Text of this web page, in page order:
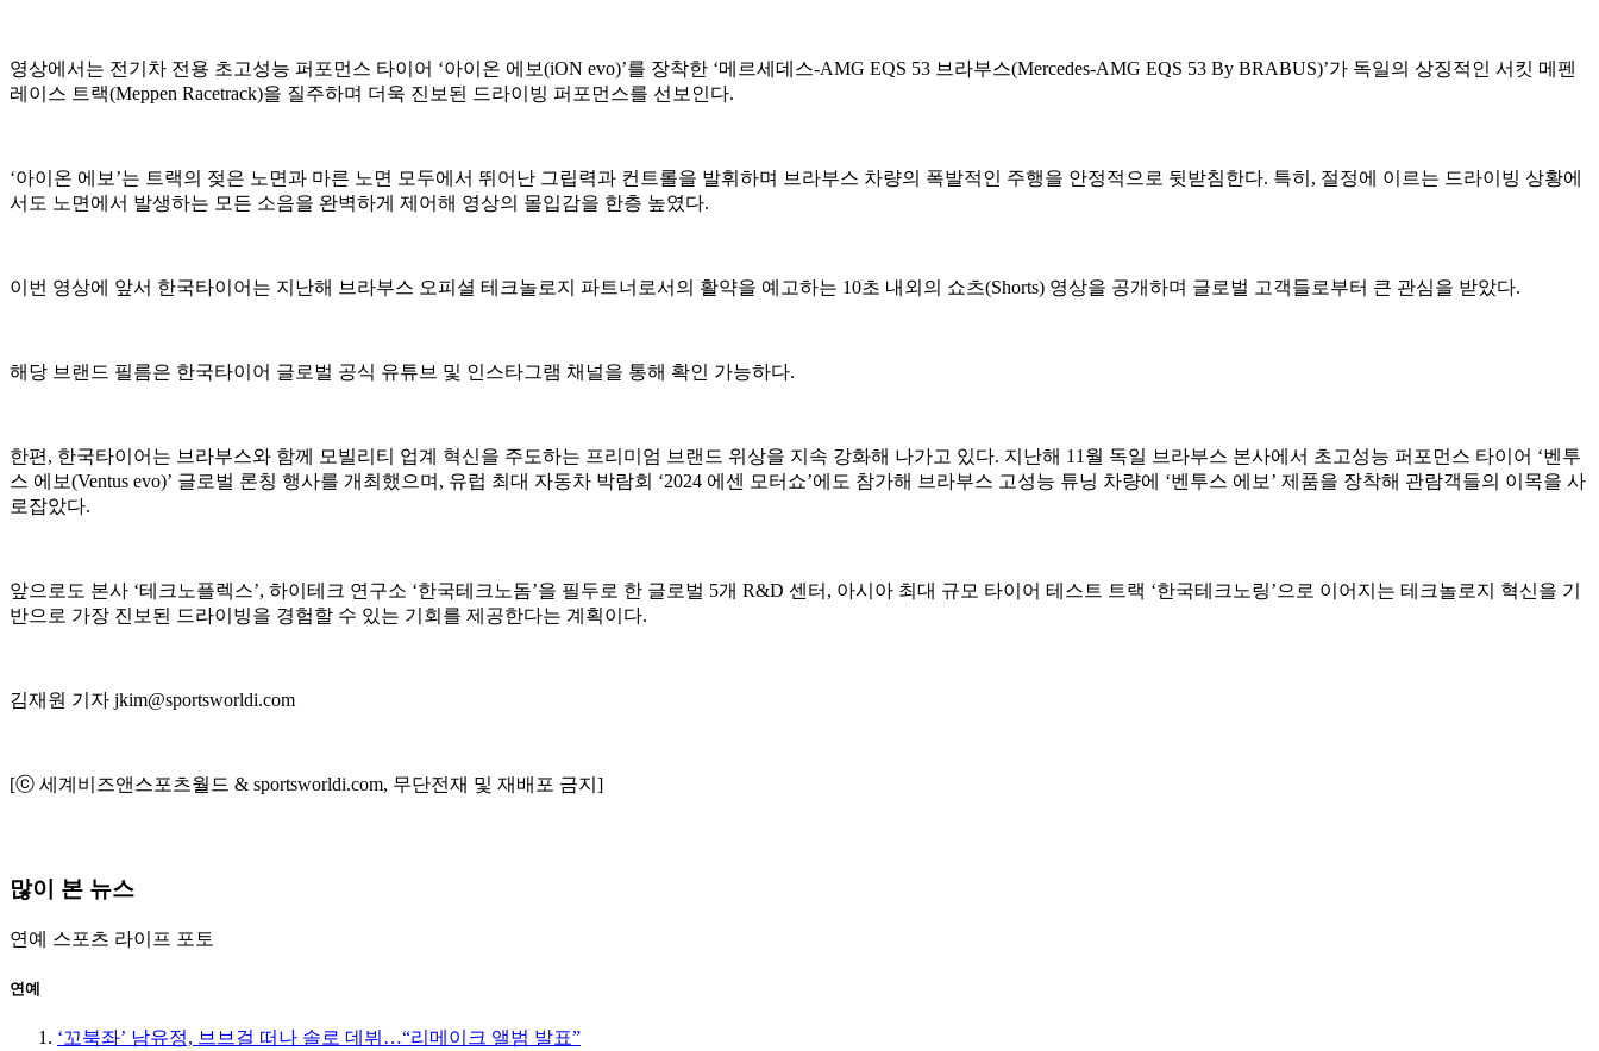
영상에서는 전기차 전용 초고성능 퍼포먼스 타이어 ‘아이온 에보(iON evo)’를 장착한 ‘메르세데스-AMG EQS 53 브라부스(Mercedes-AMG EQS 53 By BRABUS)’가 독일의 상징적인 서킷 메펜
레이스 트랙(Meppen Racetrack)을 질주하며 더욱 진보된 드라이빙 퍼포먼스를 선보인다.
‘아이온 에보’는 트랙의 젖은 노면과 마른 노면 모두에서 뛰어난 그립력과 컨트롤을 발휘하며 브라부스 차량의 폭발적인 주행을 안정적으로 뒷받침한다. 특히, 절정에 이르는 드라이빙 상황에
서도 노면에서 발생하는 모든 소음을 완벽하게 제어해 영상의 몰입감을 한층 높였다.
이번 영상에 앞서 한국타이어는 지난해 브라부스 오피셜 테크놀로지 파트너로서의 활약을 예고하는 10초 내외의 쇼츠(Shorts) 영상을 공개하며 글로벌 고객들로부터 큰 관심을 받았다.
해당 브랜드 필름은 한국타이어 글로벌 공식 유튜브 및 인스타그램 채널을 통해 확인 가능하다.
한편, 한국타이어는 브라부스와 함께 모빌리티 업계 혁신을 주도하는 프리미엄 브랜드 위상을 지속 강화해 나가고 있다. 지난해 11월 독일 브라부스 본사에서 초고성능 퍼포먼스 타이어 ‘벤투
스 에보(Ventus evo)’ 글로벌 론칭 행사를 개최했으며, 유럽 최대 자동차 박람회 ‘2024 에센 모터쇼’에도 참가해 브라부스 고성능 튜닝 차량에 ‘벤투스 에보’ 제품을 장착해 관람객들의 이목을 사
로잡았다.
앞으로도 본사 ‘테크노플렉스’, 하이테크 연구소 ‘한국테크노돔’을 필두로 한 글로벌 5개 R&D 센터, 아시아 최대 규모 타이어 테스트 트랙 ‘한국테크노링’으로 이어지는 테크놀로지 혁신을 기
반으로 가장 진보된 드라이빙을 경험할 수 있는 기회를 제공한다는 계획이다.
김재원 기자 jkim@sportsworldi.com
[ⓒ 세계비즈앤스포츠월드 & sportsworldi.com, 무단전재 및 재배포 금지]
많이 본 뉴스
연예 스포츠 라이프 포토
연예
‘꼬북좌’ 남유정, 브브걸 떠나 솔로 데뷔…“리메이크 앨범 발표”